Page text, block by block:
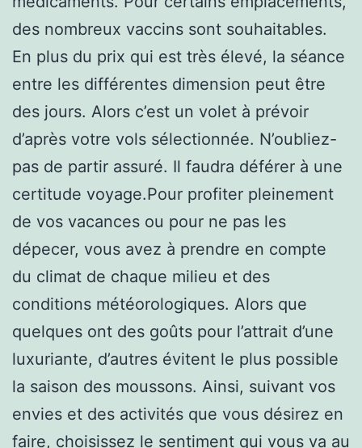
des nombreux vaccins sont souhaitables.
En plus du prix qui est très élevé, la séance
entre les différentes dimension peut être
des jours. Alors c’est un volet à prévoir
d’après votre vols sélectionnée. N’oubliez-
pas de partir assuré. Il faudra déférer à une
certitude voyage.Pour profiter pleinement
de vos vacances ou pour ne pas les
dépecer, vous avez à prendre en compte
du climat de chaque milieu et des
conditions météorologiques. Alors que
quelques ont des goûts pour l’attrait d’une
luxuriante, d’autres évitent le plus possible
la saison des moussons. Ainsi, suivant vos
envies et des activités que vous désirez en
faire, choisissez le sentiment qui vous va au